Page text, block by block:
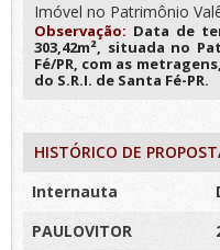
Imóvel no Patrimônio
Observação: Data de
303,42m², situada no
Fé/PR, com as
do S.R.I. de Santa Fé-PR.
HISTÓRICO DE
Internauta
PAULOVITOR